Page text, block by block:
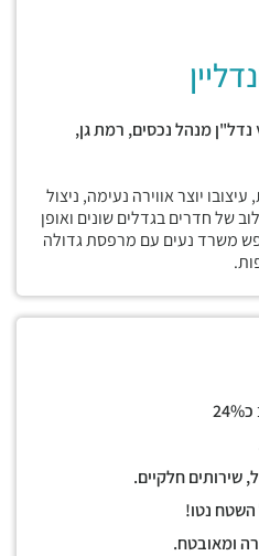
נדל"ן מנהל נכסים, רמת גן,
יוצר אווירה נעימה, ניצול
של חדרים בגדלים שונים ואופן
משרד נעים עם מרפסת גדולה
כ24%